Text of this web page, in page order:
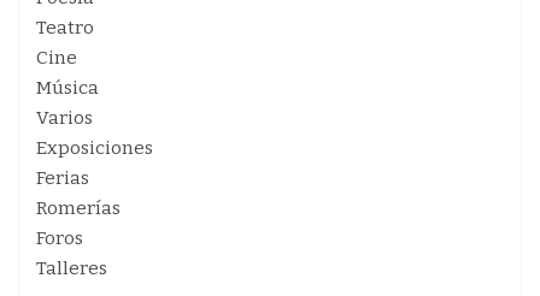
Teatro
Cine
Música
Varios
Exposiciones
Ferias
Romerías
Foros
Talleres